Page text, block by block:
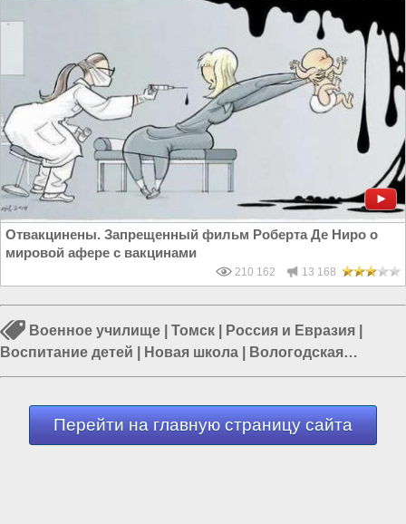
Отвакцинены. Запрещенный фильм Роберта Де Ниро о
мировой афере с вакцинами
210 162 13 168
Военное училище Томск Россия и Евразия
Воспитание детей
Новая школа
Вологодская
область|Кузбасс
Перейти на главную страницу сайта